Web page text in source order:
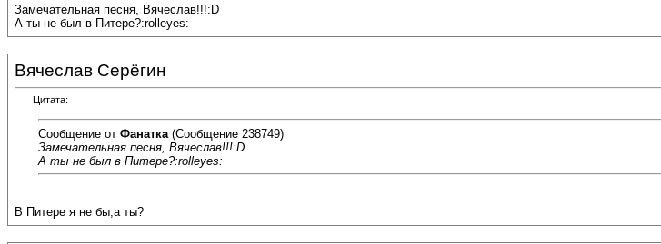
Замечательная песня, Вячеслав!!!:D
А ты не был в Питере?:rolleyes:
Вячеслав Серёгин
Цитата:
Сообщение от Фанатка (Сообщение 238749)
Замечательная песня, Вячеслав!!!:D
А ты не был в Питере?:rolleyes:
В Питере я не бы,а ты?